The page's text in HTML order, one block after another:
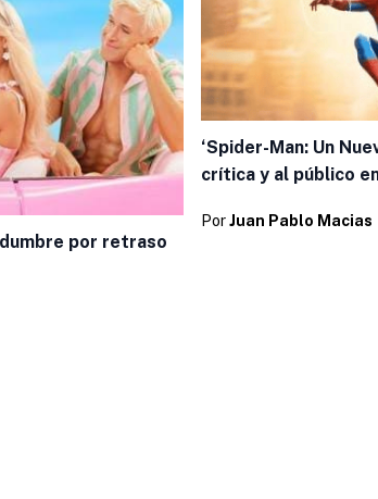
por retraso
‘Spider-Man: Un
crítica y al público
PorJuan Pablo Macias